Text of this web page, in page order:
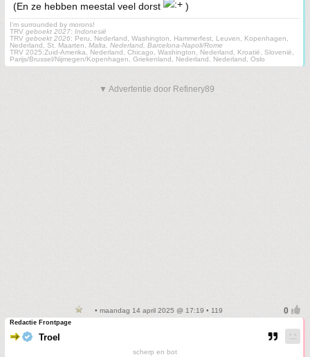
(En ze hebben meestal veel dorst
)
I'm surrounded by morons!
TRV geboekt 2027: Indonesië
TRV geboekt 2026: Peru, Nederland, Washington, Hammerfest, Leuven, Kopenhagen,
Nederland, St. Maarten, Malta, Nederland, Barcelona-Napoli/Rome
TRV 2025:Zuid-Amerika, Nederland, Chicago, Washington, Nederland, Kroatië, Slovenië,
Parijs/Brussel/Nijmegen/Kopenhagen, Griekenland, Nederland, Nederland, Oslo
▼ Advertentie door Refinery89
• maandag 14 april 2025 @ 17:19 • 119
Redactie Frontpage
Troel
scherp en bot